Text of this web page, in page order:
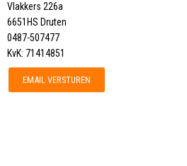
Vlakkers 226a
6651HS Druten
0487-507477
KvK: 71414851
EMAIL VERSTUREN